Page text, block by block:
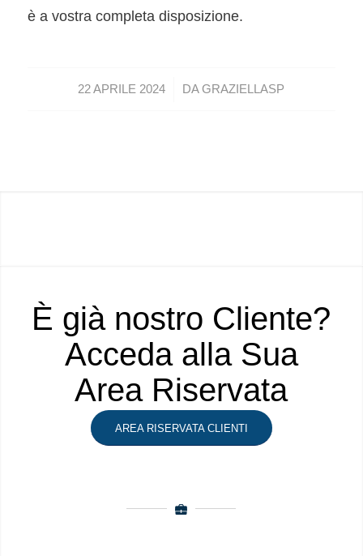
è a vostra completa disposizione.
22 APRILE 2024
/ DAGRAZIELLASP
È già nostro Cliente?
Acceda alla Sua
Area Riservata
AREA RISERVATA CLIENTI